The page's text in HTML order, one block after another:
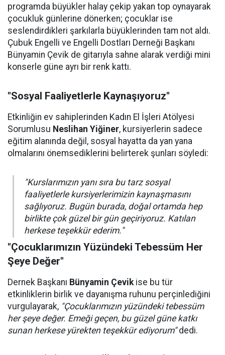
programda büyükler halay çekip yakan top oynayarak
çocukluk günlerine dönerken; çocuklar ise
seslendirdikleri şarkılarla büyüklerinden tam not aldı.
Çubuk Engelli ve Engelli Dostları Derneği Başkanı
Bünyamin Çevik de gitarıyla sahne alarak verdiği mini
konserle güne ayrı bir renk kattı.
"Sosyal Faaliyetlerle Kaynaşıyoruz"
Etkinliğin ev sahiplerinden Kadın El İşleri Atölyesi
Sorumlusu Neslihan Yiğiner, kursiyerlerin sadece
eğitim alanında değil, sosyal hayatta da yan yana
olmalarını önemsediklerini belirterek şunları söyledi:
"Kurslarımızın yanı sıra bu tarz sosyal
faaliyetlerle kursiyerlerimizin kaynaşmasını
sağlıyoruz. Bugün burada, doğal ortamda hep
birlikte çok güzel bir gün geçiriyoruz. Katılan
herkese teşekkür ederim."
"Çocuklarımızın Yüzündeki Tebessüm Her
Şeye Değer"
Dernek Başkanı Bünyamin Çevikise bu tür
etkinliklerin birlik ve dayanışma ruhunu perçinlediğini
vurgulayarak, "Çocuklarımızın yüzündeki tebessüm
her şeye değer. Emeği geçen, bu güzel güne katkı
sunan herkese yürekten teşekkür ediyorum"dedi.